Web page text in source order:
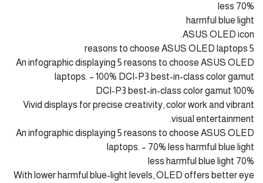
70% less
harmful blue light
ASUS OLED icon.
5 reasons to choose ASUS OLED laptops
An infographic displaying 5 reasons to choose ASUS OLED
laptops. – 100% DCI-P3 best-in-class color gamut
100% DCI-P3 best-in-class color gamut
Vivid displays for precise creativity, color work and vibrant
visual entertainment.
An infographic displaying 5 reasons to choose ASUS OLED
laptops. – 70% less harmful blue light
70% less harmful blue light
With lower harmful blue-light levels, OLED offers better eye